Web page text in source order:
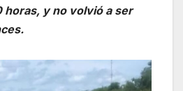
horas, y no volvió a ser